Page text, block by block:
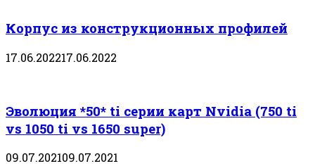
Корпус из конструкционных профилей
17.06.202217.06.2022
Эволюция *50* ti серии карт Nvidia (750 ti
vs 1050 ti vs 1650 super)
09.07.202109.07.2021